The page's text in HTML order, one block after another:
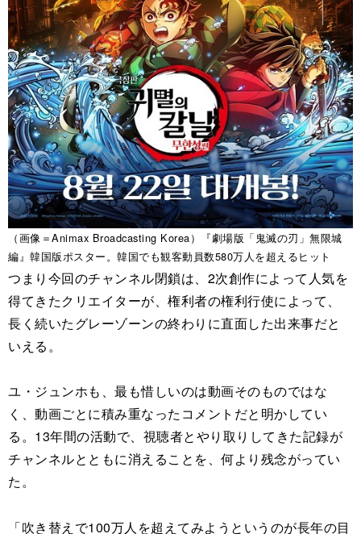
（画像＝Animax Broadcasting Korea）『劇場版「鬼滅の刃」無限城
編』韓国版ポスター。韓国でも観客動員数580万人を超えるヒット
つまり今回のチャンネル閉鎖は、2次創作によって人気を
得てきたクリエイターが、権利者の権利行使によって、
長く続いたグレーゾーンの終わりに直面した出来事だと
いえる。
ユ・ジュンホも、最も惜しいのは動画そのものではな
く、動画ごとに積み重なったコメントだと明かしてい
る。13年間の活動で、視聴者とやり取りしてきた記録が
チャンネルとともに消えることを、何より残念がってい
た。
「吹き替えで100万人を超えてみようというのが長年の目